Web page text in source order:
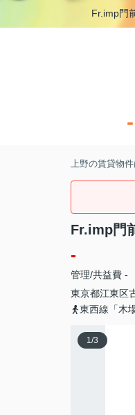
Fr.imp門
上野の賃貸物
Fr.imp門
-
管理/共益費 -
東京都江東区
東西線「木
1/3